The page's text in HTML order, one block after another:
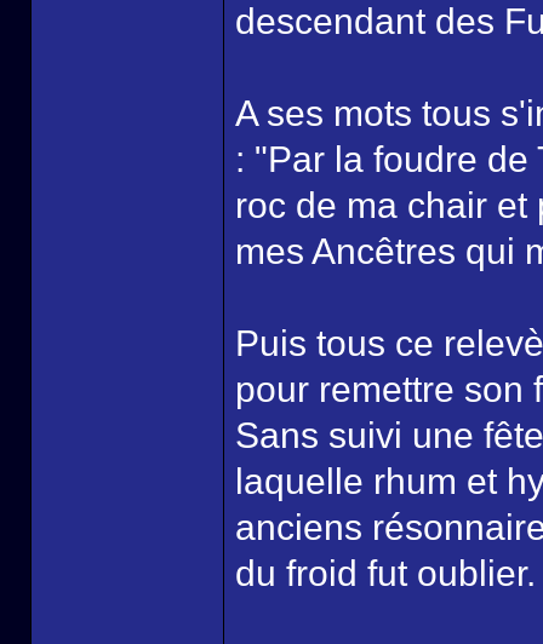
descendant des
A ses mots tous
: "Par la foudre de
roc de ma chair et
mes Ancêtres qui
Puis tous ce
pour remettre son
Sans suivi une
laquelle rhum et
anciens
du froid fut oublier.